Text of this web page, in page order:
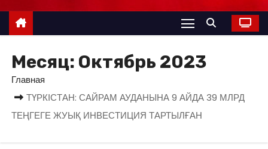
Месяц: Октябрь 2023
Главная
ТҮРКІСТАН: САЙРАМ АУДАНЫНА 9 АЙДА 39 МЛРД
ТЕҢГЕГЕ ЖУЫҚ ИНВЕСТИЦИЯ ТАРТЫЛҒАН